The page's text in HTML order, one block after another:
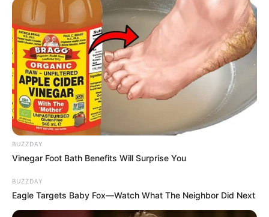
BUZZDAY
Vinegar Foot Bath Benefits Will Surprise You
BUZZDAY
Eagle Targets Baby Fox—Watch What The Neighbor Did Next